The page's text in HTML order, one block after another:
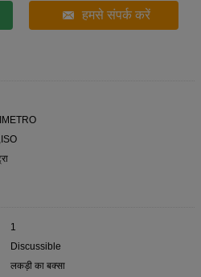
हमसे संपर्क करें
1
Discussible
लकड़ी का बक्सा